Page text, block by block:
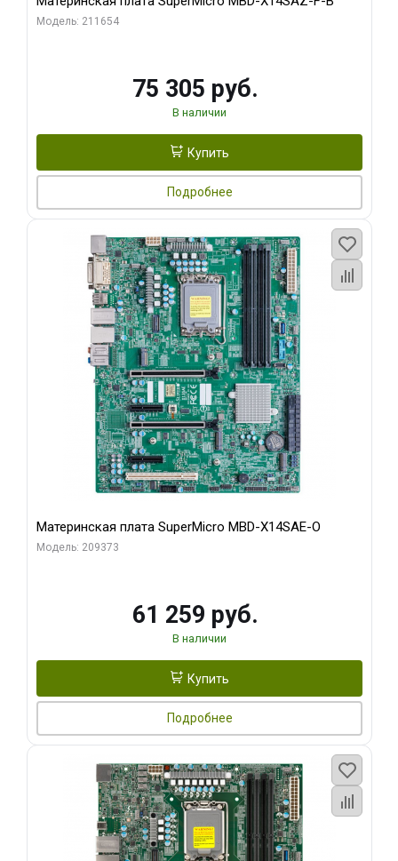
Модель: 211654
75 305 руб.
В наличии
Купить
Подробнее
Материнская плата SuperMicro MBD-X14SAE-O
Модель: 209373
61 259 руб.
В наличии
Купить
Подробнее